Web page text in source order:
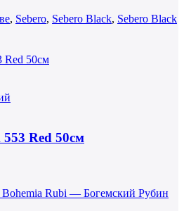
, Sebero, Sebero Black, Sebero Black
Red 50см